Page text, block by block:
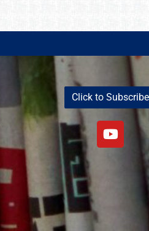
Click to Subscribe